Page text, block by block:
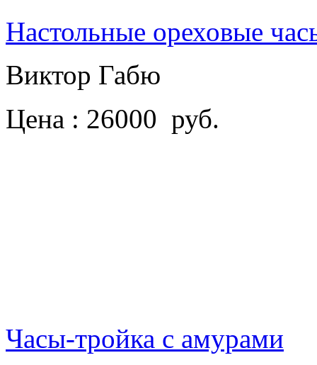
Настольные ореховые
Виктор Габю
Цена : 26000 руб.
Часы-тройка с амурами